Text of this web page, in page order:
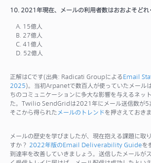
10. 2021年現在、メールの利用者数はおおよそどれ
A. 15億人
B. 27億人
C. 41億人
D. 52億人
正解はCです(出典: Radicati GroupによるEmail
2025)。当初Arpanetで数百人が使っていたメール
ちのコミュニケーションに多大な影響を与えるネッ
た。Twilio SendGridは2021年にメール送信数が5
そこから得られたメールのトレンドを押さえておき
メールの歴史を学びましたが、現在抱える課題に取
すか？ 2022年版のEmail Deliverability Guideを
到達率を改善していきましょう。送信したメールが